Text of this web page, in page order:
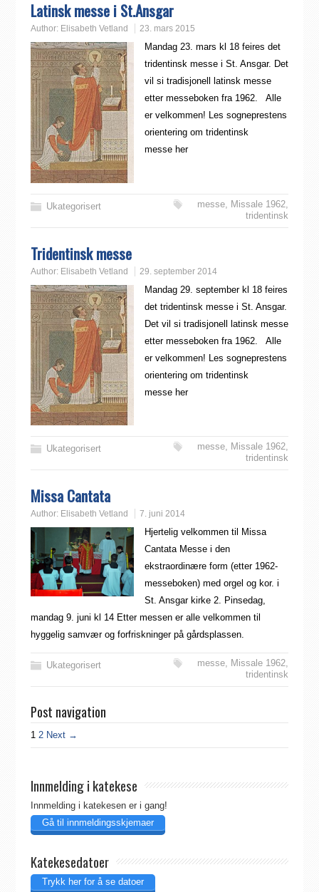
Latinsk messe i St.Ansgar
Author: Elisabeth Vetland 23. mars 2015
Mandag 23. mars kl 18 feires det
tridentinsk messe i St. Ansgar. Det
vil si tradisjonell latinsk messe
etter messeboken fra 1962. Alle
er velkommen! Les sogneprestens
orientering om tridentinsk
messe her
Ukategorisert messe Missale 1962
tridentinsk
Tridentinsk messe
Author: Elisabeth Vetland 29. september 2014
Mandag 29. september kl 18 feires
det tridentinsk messe i St. Ansgar.
Det vil si tradisjonell latinsk messe
etter messeboken fra 1962. Alle
er velkommen! Les sogneprestens
orientering om tridentinsk
messe her
Ukategorisert messe, Missale 1962,
tridentinsk
Missa Cantata
Author: Elisabeth Vetland 7. juni 2014
Hjertelig velkommen til Missa
Cantata Messe i den
ekstraordinære form (etter 1962-
messeboken) med orgel og kor. i
St. Ansgar kirke 2. Pinsedag,
mandag 9. juni kl 14 Etter messen er alle velkommen til
hyggelig samvær og forfriskninger på gårdsplassen.
Ukategorisert messe, Missale 1962,
tridentinsk
Post navigation
1 2 Next →
Innmelding i katekese
Innmelding i katekesen er i gang!
Gå til innmeldingsskjemaer
Katekesedatoer
Trykk her for å se datoer